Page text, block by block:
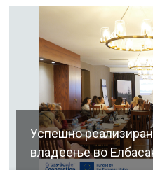
Успешно
владеење во